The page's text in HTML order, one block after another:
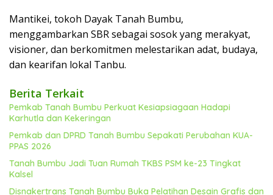
Mantikei, tokoh Dayak Tanah Bumbu,
menggambarkan SBR sebagai sosok yang merakyat,
visioner, dan berkomitmen melestarikan adat, budaya,
dan kearifan lokal Tanbu.
Berita Terkait
Pemkab Tanah Bumbu Perkuat Kesiapsiagaan Hadapi
Karhutla dan Kekeringan
Pemkab dan DPRD Tanah Bumbu Sepakati Perubahan KUA-
PPAS 2026
Tanah Bumbu Jadi Tuan Rumah TKBS PSM ke-23 Tingkat
Kalsel
Disnakertrans Tanah Bumbu Buka Pelatihan Desain Grafis dan